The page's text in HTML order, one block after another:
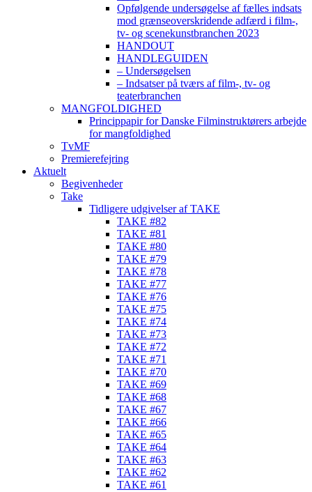
Opfølgende undersøgelse af fælles indsats
mod grænseoverskridende adfærd i film-,
tv- og scenekunstbranchen 2023
HANDOUT
HANDLEGUIDEN
– Undersøgelsen
– Indsatser på tværs af film-, tv- og
teaterbranchen
MANGFOLDIGHED
Princippapir for Danske Filminstruktørers arbejde
for mangfoldighed
TvMF
Premierefejring
Aktuelt
Begivenheder
Take
Tidligere udgivelser af TAKE
TAKE #82
TAKE #81
TAKE #80
TAKE #79
TAKE #78
TAKE #77
TAKE #76
TAKE #75
TAKE #74
TAKE #73
TAKE #72
TAKE #71
TAKE #70
TAKE #69
TAKE #68
TAKE #67
TAKE #66
TAKE #65
TAKE #64
TAKE #63
TAKE #62
TAKE #61